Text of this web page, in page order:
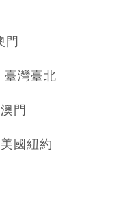
門
灣臺北
門
國紐約